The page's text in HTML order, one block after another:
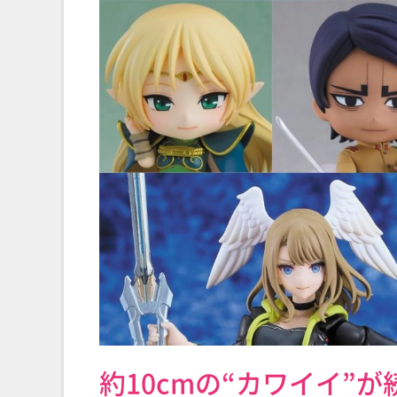
約10cmの“カワイイ”が